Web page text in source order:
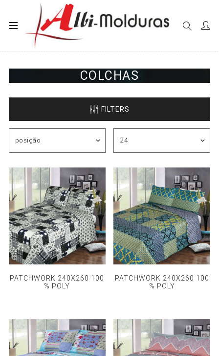
Início Lençóis e Colchas
COLCHAS
FILTERS
PATCHWORK 240X260 100
% POLY
PATCHWORK 240X260 100
% POLY